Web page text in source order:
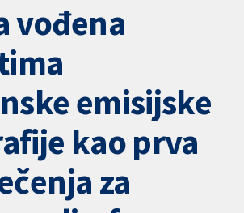
vođena
emisijske
kao prva
za